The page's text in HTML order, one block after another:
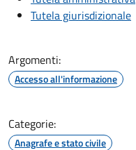
Tutela giurisdizionale
Argomenti:
Accesso all'informazione
Categorie:
Anagrafe e stato civile